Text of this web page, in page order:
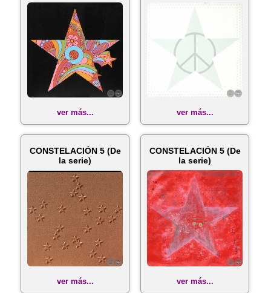
ver más... ver más...
CONSTELACIÓN 5 (De
la serie)
ver más...
CONSTELACIÓN 5 (De
la serie)
ver más...